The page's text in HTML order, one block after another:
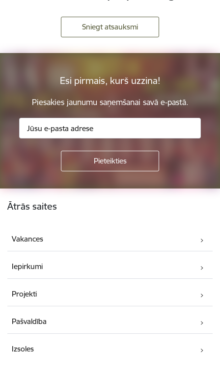
Sniegt atsauksmi
Esi pirmais, kurš uzzina!
Piesakies jaunumu saņemšanai savā e-pastā.
Kājene
Ātrās saites
Vakances
Iepirkumi
Projekti
Pašvaldība
Izsoles